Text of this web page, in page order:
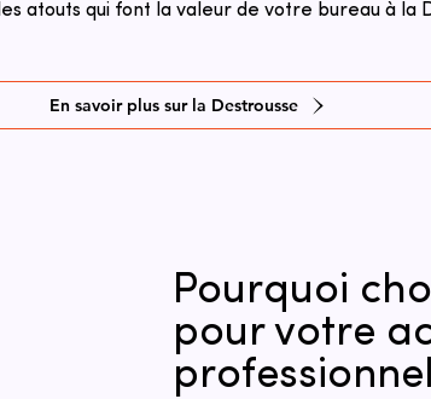
atouts qui font la valeur de votre bureau à la
En savoir plus sur la Destrousse
Pourquoi
pour votre